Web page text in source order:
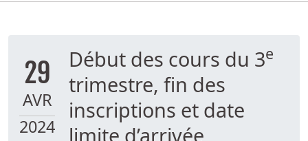
29
AVR
2024
Début des cours du 3e
trimestre, fin des
inscriptions et date
limite d’arrivée